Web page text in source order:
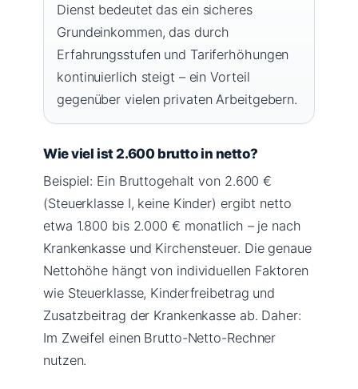
Dienst bedeutet das ein sicheres
Grundeinkommen, das durch
Erfahrungsstufen und Tariferhöhungen
kontinuierlich steigt – ein Vorteil
gegenüber vielen privaten Arbeitgebern.
Wie viel ist 2.600 brutto in netto?
Beispiel: Ein Bruttogehalt von 2.600 €
(Steuerklasse I, keine Kinder) ergibt netto
etwa 1.800 bis 2.000 € monatlich – je nach
Krankenkasse und Kirchensteuer. Die genaue
Nettohöhe hängt von individuellen Faktoren
wie Steuerklasse, Kinderfreibetrag und
Zusatzbeitrag der Krankenkasse ab. Daher:
Im Zweifel einen Brutto-Netto-Rechner
nutzen.